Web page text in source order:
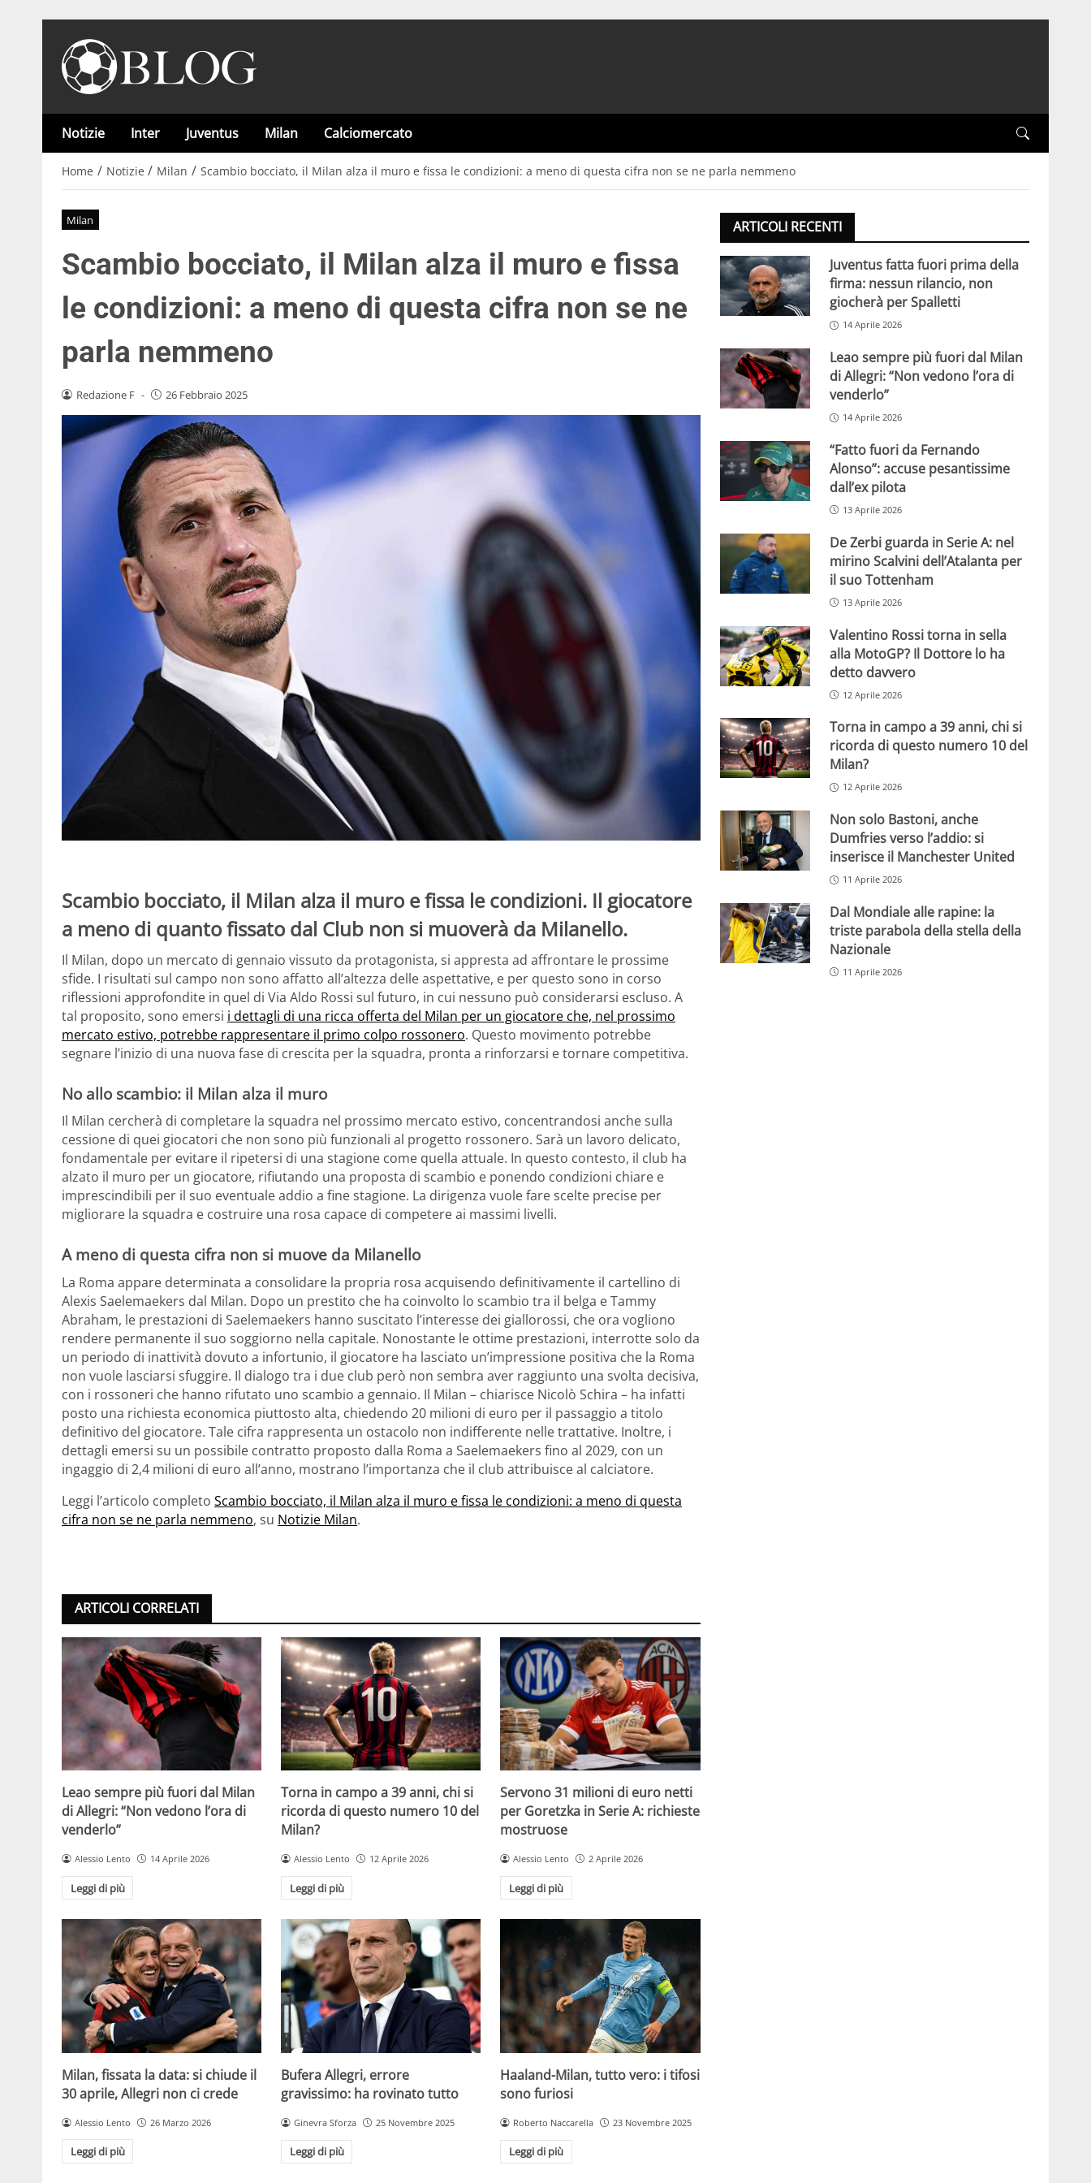
Notizie Inter Juventus Milan Calciomercato
Home / Notizie / Milan / Scambio bocciato, il Milan alza il muro e fissa le condizioni: a meno di questa cifra non se ne parla nemmeno
Milan
Scambio bocciato, il Milan alza il muro e fissa
le condizioni: a meno di questa cifra non se ne
parla nemmeno
Redazione F - 26 Febbraio 2025
Scambio bocciato, il Milan alza il muro e fissa le condizioni. Il giocatore
a meno di quanto fissato dal Club non si muoverà da Milanello.
Il Milan, dopo un mercato di gennaio vissuto da protagonista, si appresta ad affrontare le prossime
sfide. I risultati sul campo non sono affatto all’altezza delle aspettative, e per questo sono in corso
riflessioni approfondite in quel di Via Aldo Rossi sul futuro, in cui nessuno può considerarsi escluso. A
tal proposito, sono emersi i dettagli di una ricca offerta del Milan per un giocatore che, nel prossimo
mercato estivo, potrebbe rappresentare il primo colpo rossonero. Questo movimento potrebbe
segnare l’inizio di una nuova fase di crescita per la squadra, pronta a rinforzarsi e tornare competitiva.
No allo scambio: il Milan alza il muro
Il Milan cercherà di completare la squadra nel prossimo mercato estivo, concentrandosi anche sulla
cessione di quei giocatori che non sono più funzionali al progetto rossonero. Sarà un lavoro delicato,
fondamentale per evitare il ripetersi di una stagione come quella attuale. In questo contesto, il club ha
alzato il muro per un giocatore, rifiutando una proposta di scambio e ponendo condizioni chiare e
imprescindibili per il suo eventuale addio a fine stagione. La dirigenza vuole fare scelte precise per
migliorare la squadra e costruire una rosa capace di competere ai massimi livelli.
A meno di questa cifra non si muove da Milanello
La Roma appare determinata a consolidare la propria rosa acquisendo definitivamente il cartellino di
Alexis Saelemaekers dal Milan. Dopo un prestito che ha coinvolto lo scambio tra il belga e Tammy
Abraham, le prestazioni di Saelemaekers hanno suscitato l’interesse dei giallorossi, che ora vogliono
rendere permanente il suo soggiorno nella capitale. Nonostante le ottime prestazioni, interrotte solo da
un periodo di inattività dovuto a infortunio, il giocatore ha lasciato un’impressione positiva che la Roma
non vuole lasciarsi sfuggire. Il dialogo tra i due club però non sembra aver raggiunto una svolta decisiva,
con i rossoneri che hanno rifutato uno scambio a gennaio. Il Milan – chiarisce Nicolò Schira – ha infatti
posto una richiesta economica piuttosto alta, chiedendo 20 milioni di euro per il passaggio a titolo
definitivo del giocatore. Tale cifra rappresenta un ostacolo non indifferente nelle trattative. Inoltre, i
dettagli emersi su un possibile contratto proposto dalla Roma a Saelemaekers fino al 2029, con un
ingaggio di 2,4 milioni di euro all’anno, mostrano l’importanza che il club attribuisce al calciatore.
Leggi l’articolo completo Scambio bocciato, il Milan alza il muro e fissa le condizioni: a meno di questa
cifra non se ne parla nemmeno, su Notizie Milan.
ARTICOLI CORRELATI
Leao sempre più fuori dal Milan
di Allegri: “Non vedono l’ora di
venderlo”
Alessio Lento 14 Aprile 2026
Leggi di più
Torna in campo a 39 anni, chi si
ricorda di questo numero 10 del
Milan?
Alessio Lento 12 Aprile 2026
Leggi di più
Servono 31 milioni di euro netti
per Goretzka in Serie A: richieste
mostruose
Alessio Lento 2 Aprile 2026
Leggi di più
Milan, fissata la data: si chiude il
30 aprile, Allegri non ci crede
Alessio Lento 26 Marzo 2026
Leggi di più
Bufera Allegri, errore
gravissimo: ha rovinato tutto
Ginevra Sforza 25 Novembre 2025
Leggi di più
Haaland-Milan, tutto vero: i tifosi
sono furiosi
Roberto Naccarella 23 Novembre 2025
Leggi di più
ARTICOLI RECENTI
Juventus fatta fuori prima della
firma: nessun rilancio, non
giocherà per Spalletti
14 Aprile 2026
Leao sempre più fuori dal Milan
di Allegri: “Non vedono l’ora di
venderlo”
14 Aprile 2026
“Fatto fuori da Fernando
Alonso”: accuse pesantissime
dall’ex pilota
13 Aprile 2026
De Zerbi guarda in Serie A: nel
mirino Scalvini dell’Atalanta per
il suo Tottenham
13 Aprile 2026
Valentino Rossi torna in sella
alla MotoGP? Il Dottore lo ha
detto davvero
12 Aprile 2026
Torna in campo a 39 anni, chi si
ricorda di questo numero 10 del
Milan?
12 Aprile 2026
Non solo Bastoni, anche
Dumfries verso l’addio: si
inserisce il Manchester United
11 Aprile 2026
Dal Mondiale alle rapine: la
triste parabola della stella della
Nazionale
11 Aprile 2026